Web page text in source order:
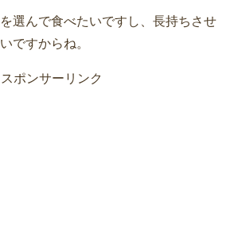
選んで食べたいですし、長持ちさせ
ですからね。
スポンサーリンク